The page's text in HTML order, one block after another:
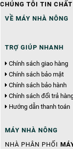
CHÚNG TÔI TIN
VỀ MÁY NHÀ NÔNG
TRỢ GIÚP NHANH
Chính sách giao hàng
Chính sách bảo mật
Chính sách bảo hành
Chính sách đổi trả
Hướng dẫn thanh toán
MÁY NHÀ NÔNG
NHÀ PHÂN PHỐI